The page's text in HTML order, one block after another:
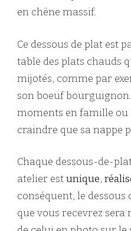
en chêne massif.
Ce dessous de plat est
table des plats chauds
mijotés, comme par
son boeuf
moments en famille ou
craindre que sa nappe
Chaque dessous-de-
atelier estunique,
conséquent, le dessous
que vous recevrez